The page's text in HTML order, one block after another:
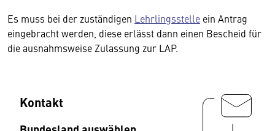
Es muss bei der zuständigen Lehrlingsstelle ein Antrag
eingebracht werden, diese erlässt dann einen Bescheid für
die ausnahmsweise Zulassung zur LAP.
Kontakt